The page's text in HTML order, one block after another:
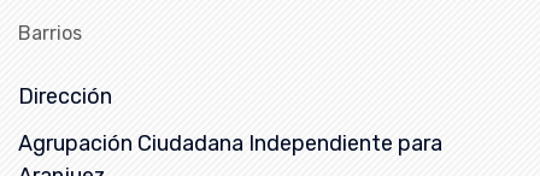
Barrios
Dirección
Agrupación Ciudadana Independiente para